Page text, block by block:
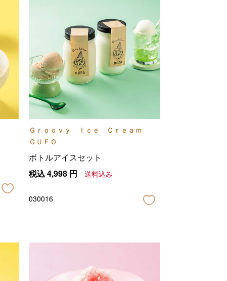
Ｇｒｏｏｖｙ Ｉｃｅ Ｃｒｅａｍ
ＧＵＦＯ
ボトルアイスセット
税込4,998 円 送料込み
030016